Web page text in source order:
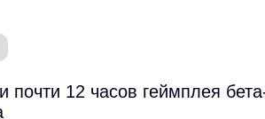
почти 12 часов геймплея